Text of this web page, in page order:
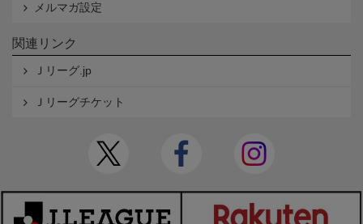
メルマガ設定
関連リンク
Ｊリーグ.jp
Ｊリーグチケット